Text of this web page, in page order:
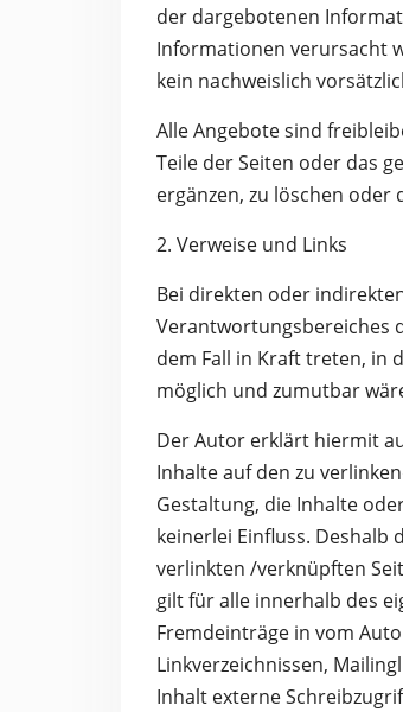
der dargebotenen
Informationen verursacht
kein nachweislich
Alle Angebote sind
Teile der Seiten oder das
ergänzen, zu löschen
2. Verweise und Links
Bei direkten oder
Verantwortungsbereiches
dem Fall in Kraft treten, in
möglich und zumutbar
Der Autor erklärt hiermit
Inhalte auf den zu
Gestaltung, die Inhalte
keinerlei Einfluss.
verlinkten /verknüpften
gilt für alle innerhalb des
Fremdeinträge in vom
Linkverzeichnissen,
Inhalt externe